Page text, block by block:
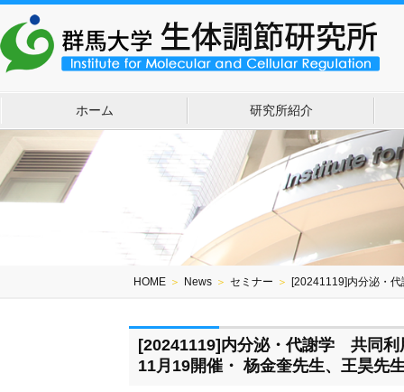
ホーム 研究所紹介
HOME ＞ News ＞ セミナー ＞ [20241119]内分泌・
[20241119]内分泌・代謝学 共同利
11月19開催・ 杨金奎先生、王昊先